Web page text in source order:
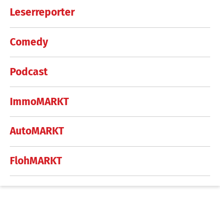
Leserreporter
Comedy
Podcast
ImmoMARKT
AutoMARKT
FlohMARKT